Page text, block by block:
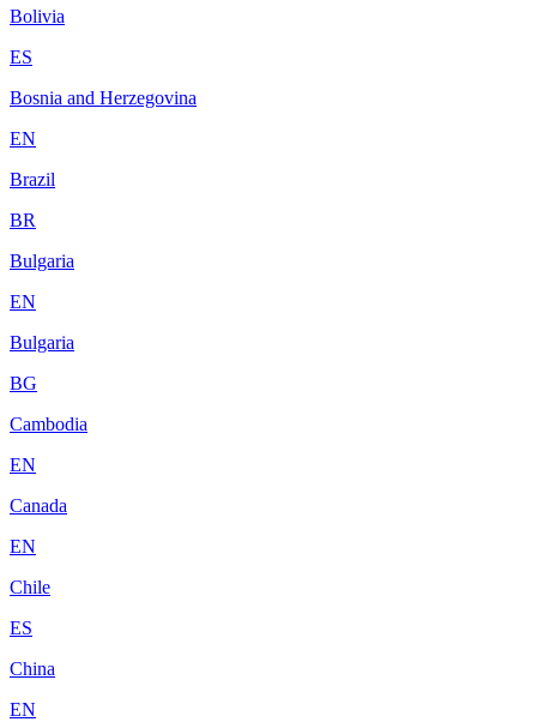
Bolivia
ES
Bosnia and Herzegovina
EN
Brazil
BR
Bulgaria
EN
Bulgaria
BG
Cambodia
EN
Canada
EN
Chile
ES
China
EN